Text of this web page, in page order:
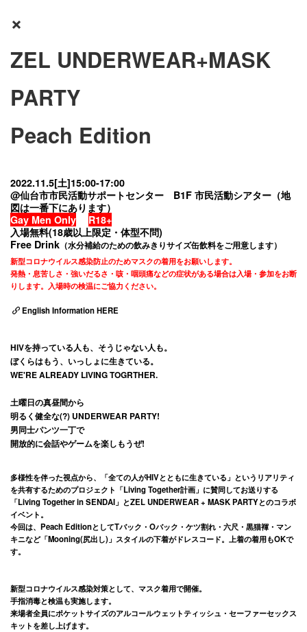
×
ZEL UNDERWEAR+MASK
PARTY
Peach Edition
2022.11.5[土]15:00-17:00
@仙台市市民活動サポートセンター B1F 市民活動シアター（地
図は一番下にあります）
Gay Men Only
R18+
入場無料(18歳以上限定・体型不問)
Free Drink （水分補給のための飲みきりサイズ缶飲料をご用意します）
新型コロナウイルス感染防止のためマスクの着用をお願いします。
発熱・息苦しさ・強いだるさ・咳・咽頭痛などの症状がある場合は入場・参加をお断
りします。入場時の検温にご協力ください。
English Information HERE
HIVを持っている人も、そうじゃない人も。
ぼくらはもう、いっしょに生きている。
WE'RE ALREADY LIVING TOGRTHER.
土曜日の真昼間から
明るく健全な(?) UNDERWEAR PARTY!
男同士パンツ一丁で
開放的に会話やゲームを楽しもうぜ!
多様性を伴った視点から、「全ての人がHIVとともに生きている」というリアリティ
を共有するためのプロジェクト「Living Together計画」に賛同してお送りする
「Living Together in SENDAI」とZEL UNDERWEAR + MASK PARTYとのコラボ
イベント。
今回は、Peach EditionとしてTバック・Oバック・ケツ割れ・六尺・黒猫褌・マン
キニなど「Mooning(尻出し)」スタイルの下着がドレスコード。上着の着用もOKで
す。
新型コロナウイルス感染対策として、マスク着用で開催。
手指消毒と検温も実施します。
来場者全員にポケットサイズのアルコールウェットティッシュ・セーファーセックス
キットを差し上げます。